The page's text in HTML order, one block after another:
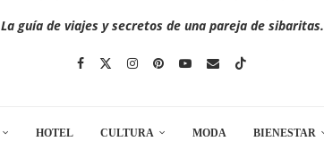
La guía de viajes y secretos de una pareja de sibaritas.
HOTEL CULTURA MODA BIENESTAR